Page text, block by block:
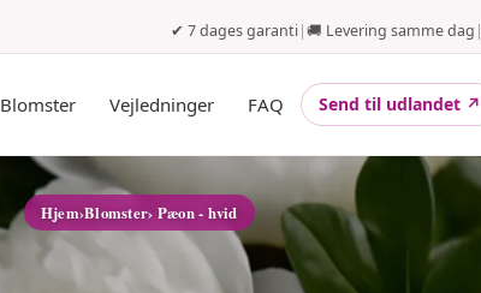
✔ 7 dages garanti|🚚 Levering samme dag |
Blomster Vejledninger FAQ Send til udlandet ↗
Hjem›Blomster› Pæon - hvid